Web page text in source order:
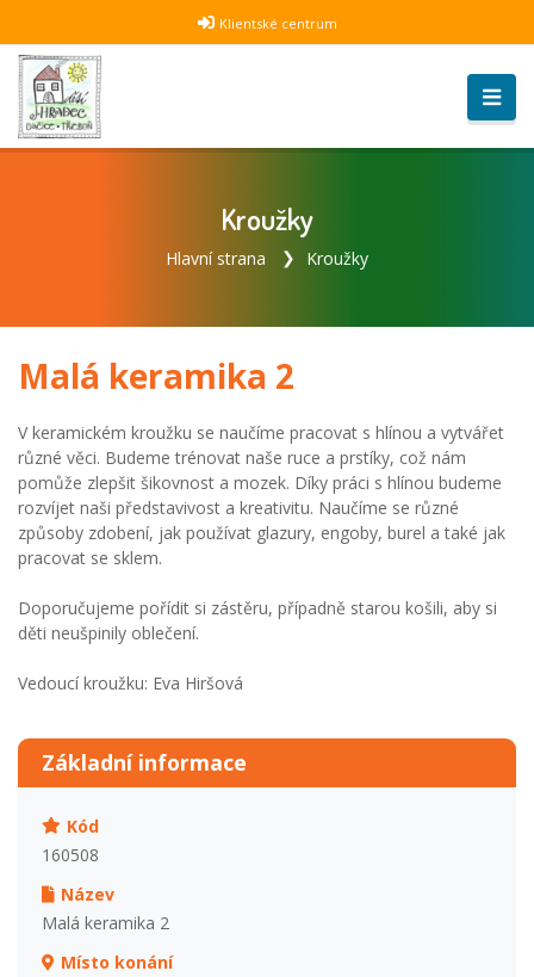
Klientské centrum
Kroužky
Hlavní strana Kroužky
Malá keramika 2
V keramickém kroužku se naučíme pracovat s hlínou a vytvářet
různé věci. Budeme trénovat naše ruce a prstíky, což nám
pomůže zlepšit šikovnost a mozek. Díky práci s hlínou budeme
rozvíjet naši představivost a kreativitu. Naučíme se různé
způsoby zdobení, jak používat glazury, engoby, burel a také jak
pracovat se sklem.
Doporučujeme pořídit si zástěru, případně starou košili, aby si
děti neušpinily oblečení.
Vedoucí kroužku: Eva Hiršová
Základní informace
Kód
160508
Název
Malá keramika 2
Místo konání